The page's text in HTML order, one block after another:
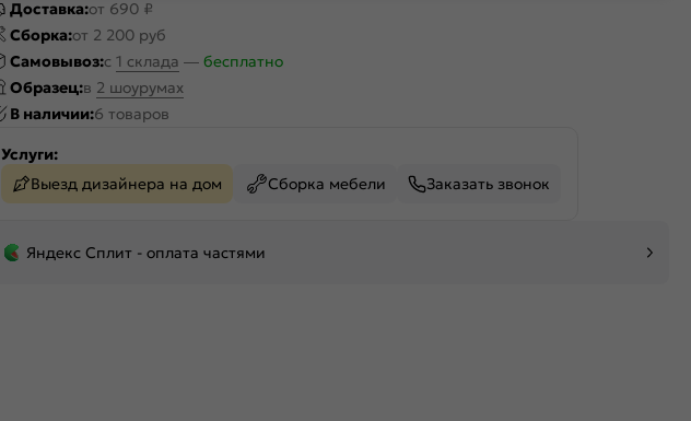
Доставка:от 690 ₽
Сборка:от 2 200 руб
Самовывоз:c 1 склада — бесплатно
Образец:в 2 шоурумах
В наличии:6 товаров
Услуги:
Выезд дизайнера на дом
Сборка мебели Заказать звонок
Яндекс Сплит - оплата частями